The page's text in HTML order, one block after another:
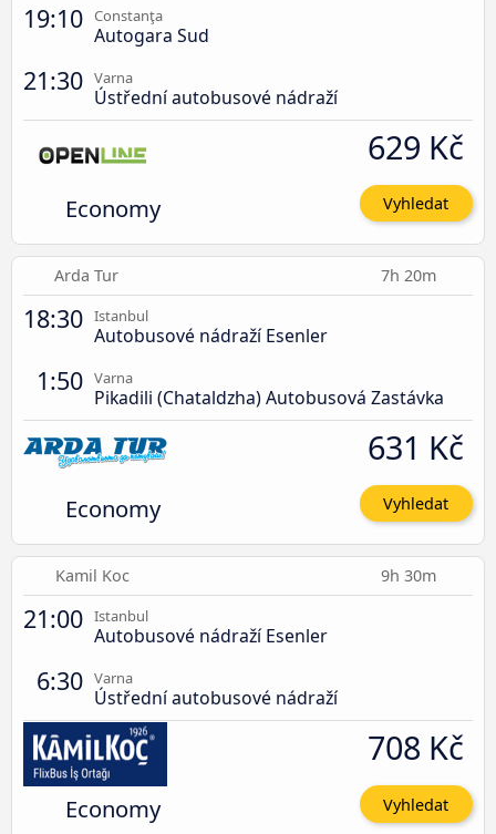
19:10 Constanţa
Autogara Sud
21:30 Varna
Ústřední autobusové nádraží
Economy
629 Kč
Vyhledat
Arda Tur 7h 20m
18:30 Istanbul
Autobusové nádraží Esenler
1:50 Varna
Pikadili (Chataldzha) Autobusová Zastávka
Economy
631 Kč
Vyhledat
Kamil Koc 9h 30m
21:00 Istanbul
Autobusové nádraží Esenler
6:30 Varna
Ústřední autobusové nádraží
Economy
708 Kč
Vyhledat